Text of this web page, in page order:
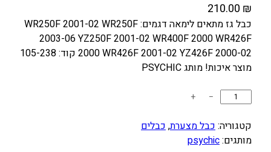
210.00 ₪
כבל גז מתאים לימאה דגמים: WR250F 2001-02 WR250F
2003-06 YZ250F 2001-02 WR400F 2000 WR426F
2000 WR426F 2001-02 YZ426F 2000-02 קוד: 105-238
מוצר איכות! מותג PSYCHIC
ו
ת
−
+
קטגוריה:כבל מצערת, כבלים
מותגים:psychic